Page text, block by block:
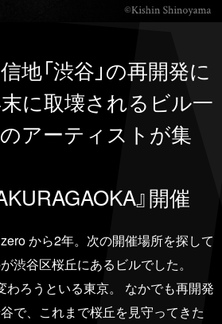
地「渋谷」の再開発に
に取壊されるビル一
アーティストが集
』開催
から2年。次の開催場所を探して
渋谷区桜丘にあるビルでした。
わろうといる東京。 なかでも再開発
で、これまで桜丘を見守ってきた